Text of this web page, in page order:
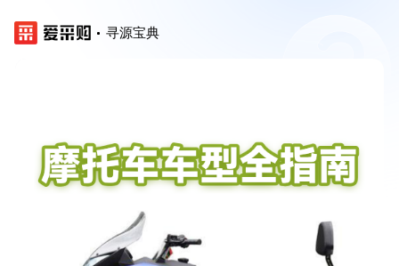
寻源宝典